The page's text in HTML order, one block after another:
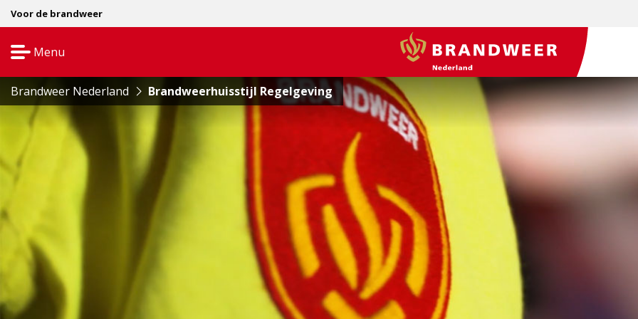
Voor de brandweer
Menu
navigatie
BrandweerNederland.nl
Brandweer Nederland Brandweerhuisstijl Regelgeving